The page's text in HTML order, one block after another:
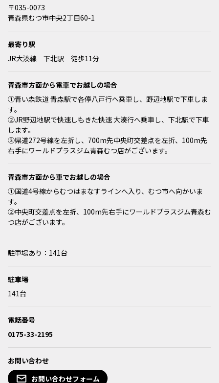
〒035-0073
青森県むつ市中央2丁目60-1
最寄り駅
JR大湊線 下北駅 徒歩11分
青森市方面から電車でお越しの場合
①青い森鉄道 青森駅で各停八戸行へ乗車し、野辺地駅で下車しま
す。
②JR野辺地駅で快速しもきた快速 大湊行へ乗車し、下北駅で下車
します。
③県道272号線を左折し、700m先中央町交差点を左折、100m先
右手にワールドプラスジム青森むつ店がございます。
青森市方面から車でお越しの場合
①国道4号線からむつはまなすラインへ入り、むつ市へ向かいま
す。
②中央町交差点を左折、100m先右手にワールドプラスジム青森む
つ店がございます。
駐車場あり：141台
駐車場
141台
電話番号
0175-33-2195
お問い合わせ
お問い合わせフォーム